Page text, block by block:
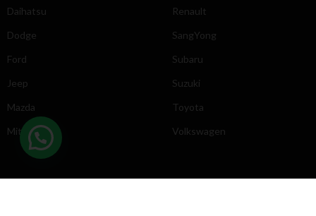
Daihatsu
Dodge
Ford
Jeep
Mazda
Mitsubishi
Renault
SangYong
Subaru
Suzuki
Toyota
Volkswagen